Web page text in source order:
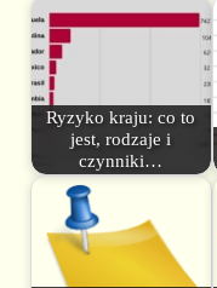
Ryzyko kraju: co to
jest, rodzaje i
czynniki…